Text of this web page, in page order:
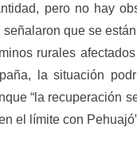
pero no hay
señalaron que se
rurales
la situación
“la recuperación
el límite con